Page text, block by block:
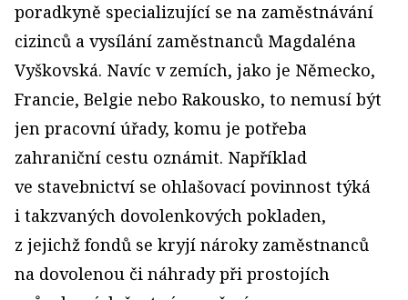
poradkyně specializující se na zaměstnávání
cizinců a vysílání zaměstnanců Magdaléna
Vyškovská. Navíc v zemích, jako je Německo,
Francie, Belgie nebo Rakousko, to nemusí být
jen pracovní úřady, komu je potřeba
zahraniční cestu oznámit. Například
ve stavebnictví se ohlašovací povinnost týká
i takzvaných dovolenkových pokladen,
z jejichž fondů se kryjí nároky zaměstnanců
na dovolenou či náhrady při prostojích